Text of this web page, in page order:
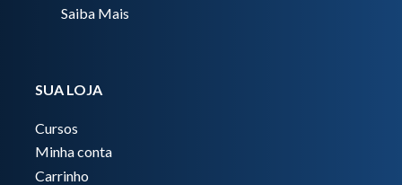
Saiba Mais
SUA LOJA
Cursos
Minha conta
Carrinho